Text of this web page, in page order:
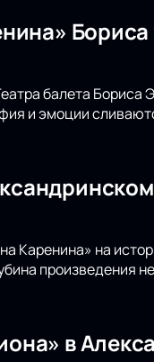
балета
и эмоции
Каренина» на
произведения
в